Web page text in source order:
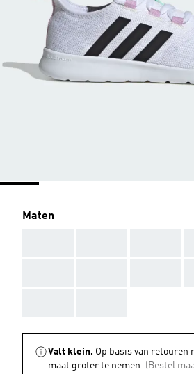
Maten
Valt klein. Op basis van retouren
maat groter te nemen. (Bestel